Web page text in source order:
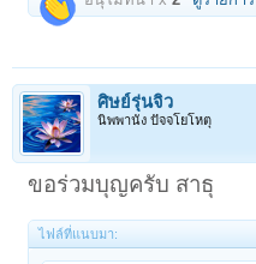
ศิษย์รุ่นจิ๋ว
นิพพานัง ปัจจโยโหตุ
ขอร่วมบุญครับ สาธุ
ไฟล์ที่แนบมา: